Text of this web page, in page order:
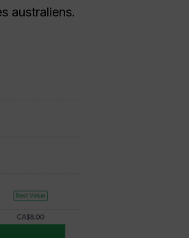
australiens.